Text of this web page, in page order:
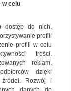
w celu
dostęp do nich.
profili
profili w celu
treści.
reklam.
dzięki
Rozwój i